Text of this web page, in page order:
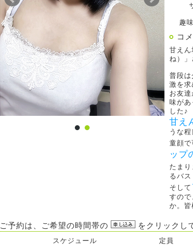
趣
コ
甘え
ね）
普段は
激を求
お友
味があ
した♪
甘え
うな
童顔で
ップ
たまり
るバス
そして
すので
か。皆
ご予約は、ご希望の時間帯の をクリックし
スケジュール 定員